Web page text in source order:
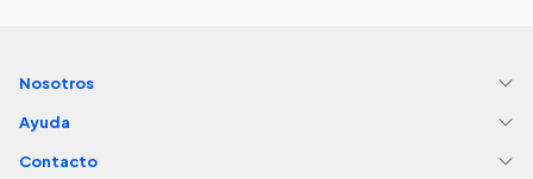
Nosotros
Ayuda
Contacto